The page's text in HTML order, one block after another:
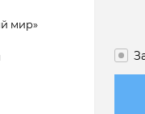
мир»